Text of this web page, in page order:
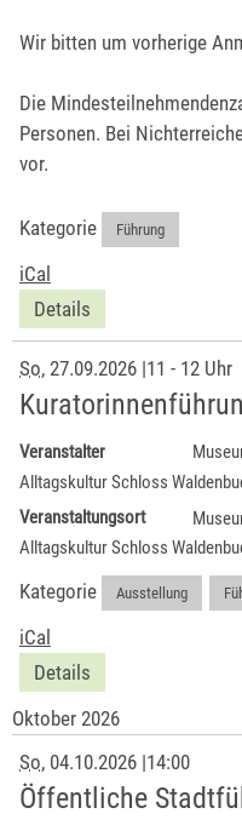
Wir bitten um vorherige
Die
Personen. Bei
vor.
Kategorie Führung
iCal
Details
So, 27.09.2026 |11 - 12 Uhr
Veranstalter
Alltagskultur Schloss
Veranstaltungsort
Alltagskultur Schloss
Kategorie Ausstellung
iCal
Details
Oktober 2026
So, 04.10.2026 |14:00
Öffentliche